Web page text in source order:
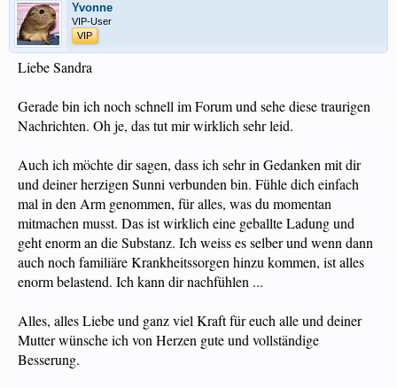
Yvonne
VIP-User
VIP
Liebe Sandra
Gerade bin ich noch schnell im Forum und sehe diese traurigen
Nachrichten. Oh je, das tut mir wirklich sehr leid.
Auch ich möchte dir sagen, dass ich sehr in Gedanken mit dir
und deiner herzigen Sunni verbunden bin. Fühle dich einfach
mal in den Arm genommen, für alles, was du momentan
mitmachen musst. Das ist wirklich eine geballte Ladung und
geht enorm an die Substanz. Ich weiss es selber und wenn dann
auch noch familiäre Krankheitssorgen hinzu kommen, ist alles
enorm belastend. Ich kann dir nachfühlen ...
Alles, alles Liebe und ganz viel Kraft für euch alle und deiner
Mutter wünsche ich von Herzen gute und vollständige
Besserung.